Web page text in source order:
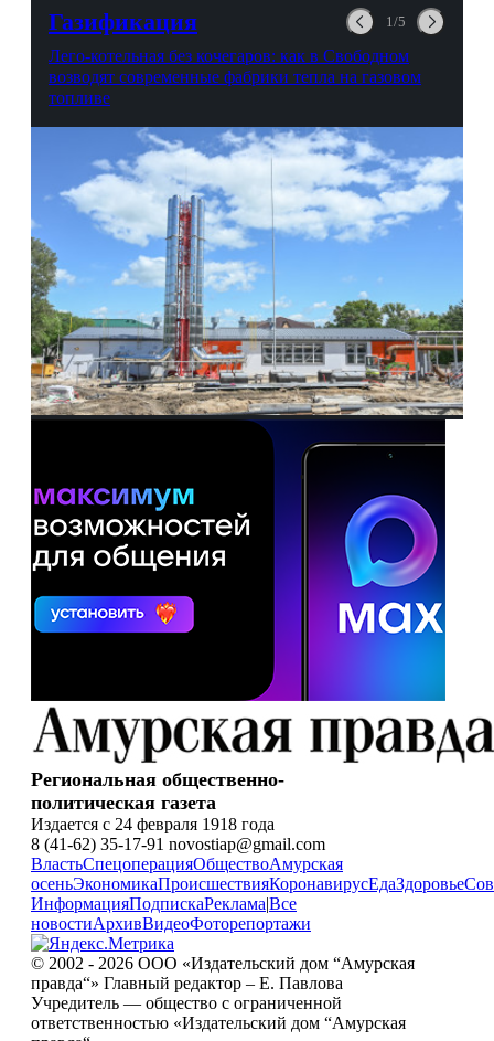
Газификация 1/5
Лего-котельная без кочегаров: как в Свободном
возводят современные фабрики тепла на газовом
топливе
Региональная общественно-
политическая газета
Издается с 24 февраля 1918 года
8 (41-62) 35-17-91 novostiap@gmail.com
ВластьСпецоперацияОбществоАмурская
осеньЭкономикаПроисшествияКоронавирусЕдаЗдоровье
ИнформацияПодпискаРеклама|Все
новостиАрхивВидеоФоторепортажи
© 2002 - 2026 ООО «Издательский дом “Амурская
правда“» Главный редактор – Е. Павлова
Учредитель — общество с ограниченной
ответственностью «Издательский дом “Амурская